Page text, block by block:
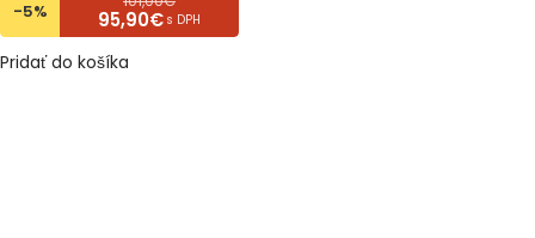
-5% 95,90€ s DPH
Pridať do košíka